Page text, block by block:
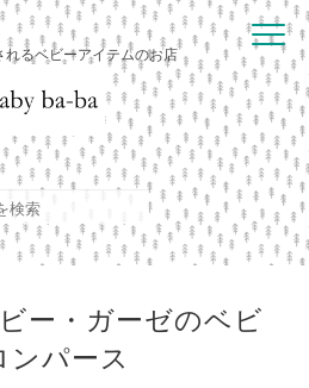
れるベビーアイテムのお店
ー・ガーゼのベビ
ンパース